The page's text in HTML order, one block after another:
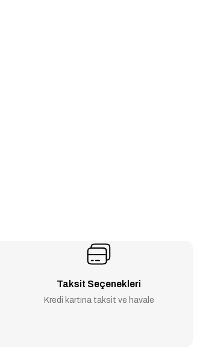
Taksit Seçenekleri
Kredi kartına taksit ve havale